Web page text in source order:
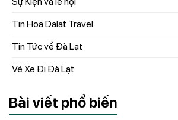
Tin Hoa Dalat Travel
Tin Tức về Đà Lạt
Vé Xe Đi Đà Lạt
Bài viết phổ biến